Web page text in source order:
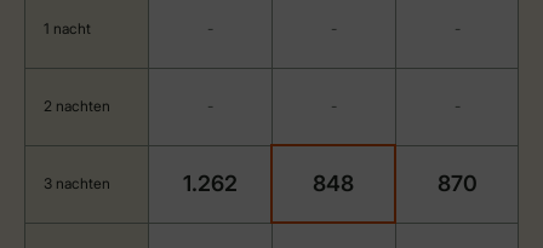
1 nacht - - -
2 nachten - - -
3 nachten 1.262 848 870